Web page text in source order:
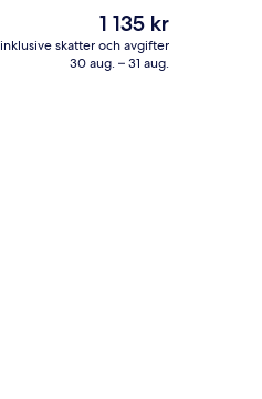
Det
nuvarande
priset
1 135 kr
inklusive skatter och avgifter
30 aug. – 31 aug.